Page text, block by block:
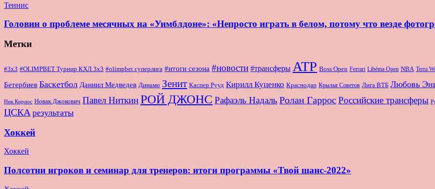
Теннис
Головин о проблеме месячных на «Уимблдоне»: «Непросто играть в белом, потому что везде
Метки
#3x3 #OLIMPBET Турнир КХЛ 3x3 #olimpbet суперлига #итоги сезона #новости #трансферы ATP Boss Open Ferrari Libéma Open NBA Terra
Бетербиев Баскетбол Даниил Медведев Динамо Зенит Каспер Рууд Кирилл Куценко Краснодар Крылья Советов Лига ВТБ Любовь
Ник Кириос Новак Джокович Павел НиткинРОЙ ДЖОНС Рафаэль Надаль Ролан Гаррос Российские трансферы
ЦСКА результаты
Хоккей
Хоккей
Полсотни игроков и семинар для тренеров: итоги программы «Твой шанс-2022»